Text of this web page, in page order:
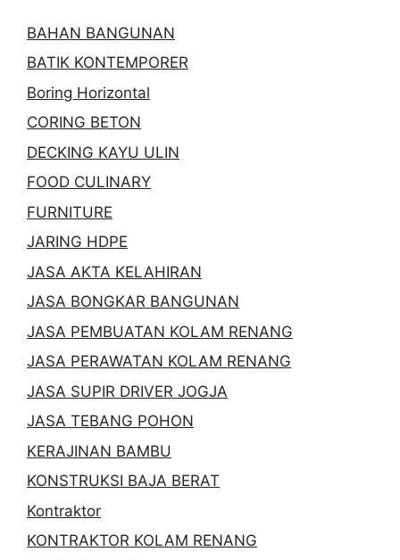
BAHAN BANGUNAN
BATIK KONTEMPORER
Boring Horizontal
CORING BETON
DECKING KAYU ULIN
FOOD CULINARY
FURNITURE
JARING HDPE
JASA AKTA KELAHIRAN
JASA BONGKAR BANGUNAN
JASA PEMBUATAN KOLAM RENANG
JASA PERAWATAN KOLAM RENANG
JASA SUPIR DRIVER JOGJA
JASA TEBANG POHON
KERAJINAN BAMBU
KONSTRUKSI BAJA BERAT
Kontraktor
KONTRAKTOR KOLAM RENANG